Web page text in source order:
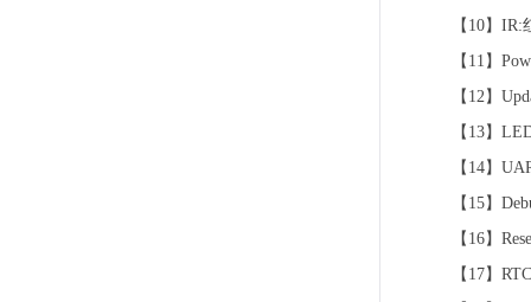
【10】
【11】
【12】
【13】
【14】
【15】
【16】
【17】